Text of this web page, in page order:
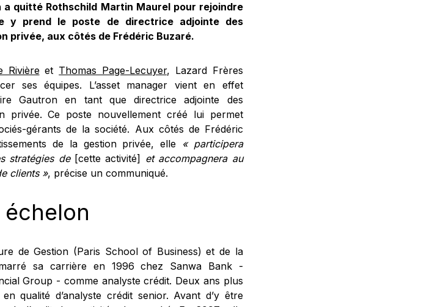
a quitté Rothschild Martin Maurel pour rejoindre
y prend le poste de directrice adjointe des
privée, aux côtés de Frédéric Buzaré.
Rivièreet Thomas Page-Lecuyer, Lazard Frères
ses équipes. L’asset manager vient en effet
Gautron en tant que directrice adjointe des
privée. Ce poste nouvellement créé lui permet
gérants de la société. Aux côtés de Frédéric
de la gestion privée, elle « participera
stratégies de[cette activité] et accompagnera au
clients », précise un communiqué.
échelon
de Gestion (Paris School of Business) et de la
sa carrière en 1996 chez Sanwa Bank -
Group - comme analyste crédit. Deux ans plus
qualité d’analyste crédit senior. Avant d’y être